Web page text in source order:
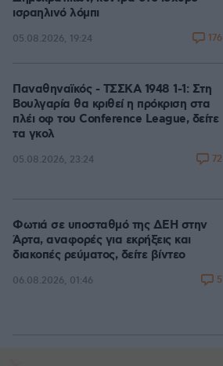
ισραηλινό λόμπι
05.08.2026, 19:24 176
Παναθηναϊκός - ΤΣΣΚΑ 1948 1-1: Στη
Βουλγαρία θα κριθεί η πρόκριση στα
πλέι οφ του Conference League, δείτε
τα γκολ
05.08.2026, 23:24 72
Φωτιά σε υποσταθμό της ΔΕΗ στην
Άρτα, αναφορές για εκρήξεις και
διακοπές ρεύματος, δείτε βίντεο
06.08.2026, 01:46 5